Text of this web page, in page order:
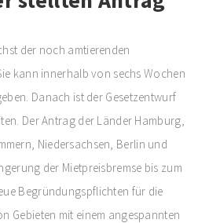
der noch amtierenden
kann innerhalb von sechs Wochen
Danach ist der Gesetzentwurf
Der Antrag der Länder Hamburg,
Niedersachsen, Berlin und
der Mietpreisbremse bis zum
Begründungspflichten für die
Gebieten mit einem angespannten